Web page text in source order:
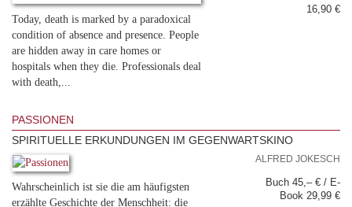
Today, death is marked by a paradoxical
condition of absence and presence. People
are hidden away in care homes or
hospitals when they die. Professionals deal
with death,...
16,90 €
PASSIONEN
SPIRITUELLE ERKUNDUNGEN IM GEGENWARTSKINO
Wahrscheinlich ist sie die am häufigsten
erzählte Geschichte der Menschheit: die
ALFRED JOKESCH
Buch 45,– € / E-
Book 29,99 €